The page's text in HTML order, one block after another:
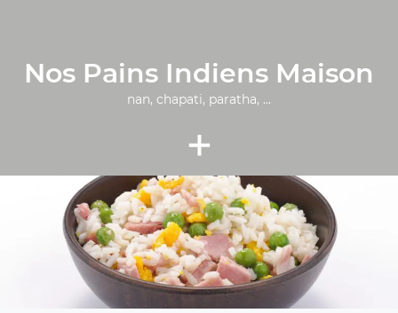
Nos Pains Indiens Maison
nan, chapati, paratha, ...
+